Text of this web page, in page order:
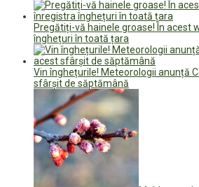
Pregătiți-vă hainele groase! În acest
înghețuri în toată țara
Vin înghețurile! Meteorologii anunță
sfârșit de săptămână